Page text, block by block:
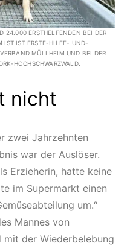
24.000 ERSTHELFENDEN BEI DER
IST IST ERSTE-HILFE- UND-
MÜLLHEIM UND BEI DER
HOCHSCHWARZWALD.
nicht
zwei Jahrzehnten
war der Auslöser.
Erzieherin, hatte keine
im Supermarkt einen
um.“
Mannes von
der Wiederbelebung